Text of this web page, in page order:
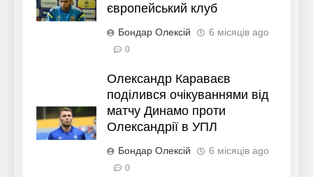
європейський клуб
Бондар Олексій 6 місяців ago
0
Олександр Караваєв
поділився очікуваннями від
матчу Динамо проти
Олександрії в УПЛ
Бондар Олексій 6 місяців ago
0